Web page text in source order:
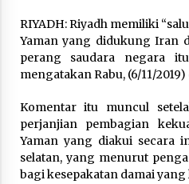
Hilal Dzul
May 17, 2026
Hari Keempat
April 25, 2026
Bapenda
Gelar
Kota Tangerang
RIYADH: Riyadh memiliki
Yaman yang didukung Iran
perang saudara negara
mengatakan Rabu, (6/11/
Komentar itu muncul
perjanjian pembagian
Yaman yang diakui secara
selatan, yang menurut
bagi kesepakatan damai yang